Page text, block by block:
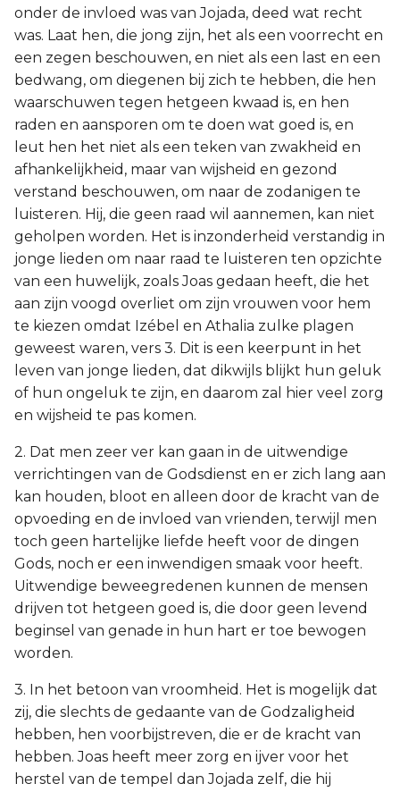
onder de invloed was van Jojada, deed wat recht
was. Laat hen, die jong zijn, het als een voorrecht en
een zegen beschouwen, en niet als een last en een
bedwang, om diegenen bij zich te hebben, die hen
waarschuwen tegen hetgeen kwaad is, en hen
raden en aansporen om te doen wat goed is, en
leut hen het niet als een teken van zwakheid en
afhankelijkheid, maar van wijsheid en gezond
verstand beschouwen, om naar de zodanigen te
luisteren. Hij, die geen raad wil aannemen, kan niet
geholpen worden. Het is inzonderheid verstandig in
jonge lieden om naar raad te luisteren ten opzichte
van een huwelijk, zoals Joas gedaan heeft, die het
aan zijn voogd overliet om zijn vrouwen voor hem
te kiezen omdat Izébel en Athalia zulke plagen
geweest waren, vers 3. Dit is een keerpunt in het
leven van jonge lieden, dat dikwijls blijkt hun geluk
of hun ongeluk te zijn, en daarom zal hier veel zorg
en wijsheid te pas komen.
2. Dat men zeer ver kan gaan in de uitwendige
verrichtingen van de Godsdienst en er zich lang aan
kan houden, bloot en alleen door de kracht van de
opvoeding en de invloed van vrienden, terwijl men
toch geen hartelijke liefde heeft voor de dingen
Gods, noch er een inwendigen smaak voor heeft.
Uitwendige beweegredenen kunnen de mensen
drijven tot hetgeen goed is, die door geen levend
beginsel van genade in hun hart er toe bewogen
worden.
3. In het betoon van vroomheid. Het is mogelijk dat
zij, die slechts de gedaante van de Godzaligheid
hebben, hen voorbijstreven, die er de kracht van
hebben. Joas heeft meer zorg en ijver voor het
herstel van de tempel dan Jojada zelf, die hij